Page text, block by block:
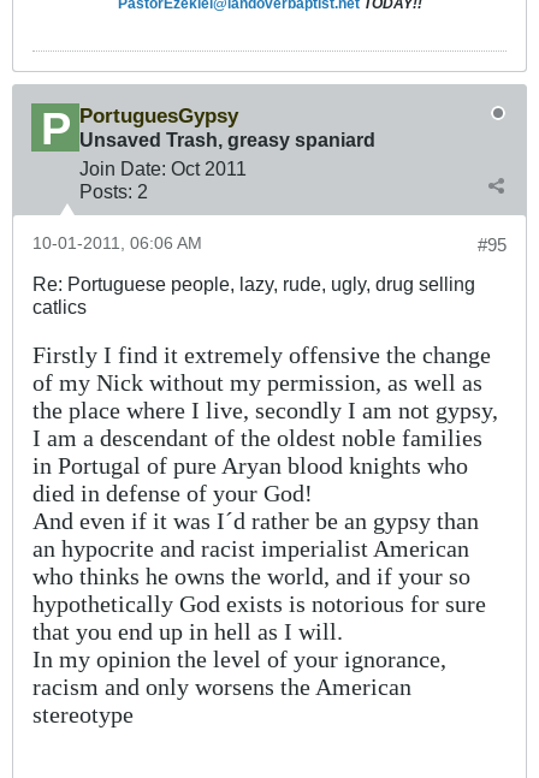
PastorEzekiel@landoverbaptist.net TODAY!!
PortuguesGypsy
Unsaved Trash, greasy spaniard
Join Date: Oct 2011
Posts: 2
#95
10-01-2011, 06:06 AM
Re: Portuguese people, lazy, rude, ugly, drug selling
catlics
Firstly I find it extremely offensive the change
of my Nick without my permission, as well as
the place where I live, secondly I am not gypsy,
I am a descendant of the oldest noble families
in Portugal of pure Aryan blood knights who
died in defense of your God!
And even if it was I´d rather be an gypsy than
an hypocrite and racist imperialist American
who thinks he owns the world, and if your so
hypothetically God exists is notorious for sure
that you end up in hell as I will.
In my opinion the level of your ignorance,
racism and only worsens the American
stereotype